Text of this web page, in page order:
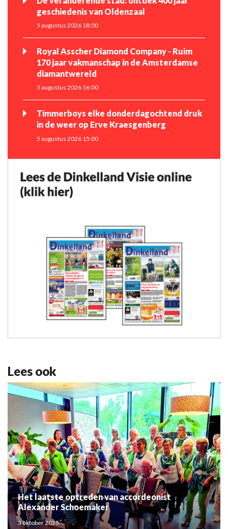
geschiedenis van Oldenzaal
5 augustus 2026 18:00
Royal Asscher Diamond Company - Ruim
170 jaar vakmanschap in de Amsterdamse
diamantwereld
5 augustus 2026 16:00
Timmerboys elke donderdagochtend druk
in de weer op Erve Kraesgenberg
5 augustus 2026 15:00
Lees ook
Het laatste optreden van accordeonist
Alexander Schoemaker
3 oktober 2025